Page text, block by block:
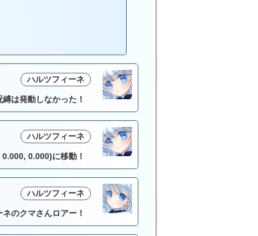
ハルツフィーネ
縛は発動しなかった！
ハルツフィーネ
0.000)に移動！
ハルツフィーネ
のクマさんロアー！